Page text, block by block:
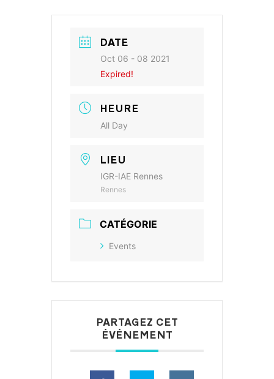
DATE
Oct 06 - 08 2021
Expired!
HEURE
All Day
LIEU
IGR-IAE Rennes
Rennes
CATÉGORIE
Events
PARTAGEZ CET
ÉVÉNEMENT